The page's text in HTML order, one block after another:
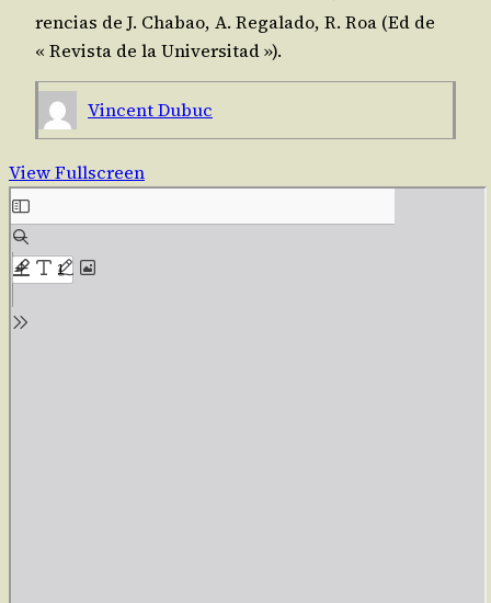
ren­cias de J. Cha­bao, A. Rega­la­do, R. Roa (Ed de
« Revis­ta de la Universitad »).
Vincent Dubuc
View Fullscreen